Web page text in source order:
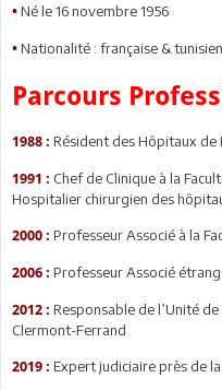
• Né le 16 novembre 1956
• Nationalité : française &
Parcours
1988 : Résident des Hôpitaux de
1991 : Chef de Clinique à la
Hospitalier chirurgien des
2000 : Professeur Associé à la
2006 : Professeur Associé
2012 : Responsable de l’Unité
Clermont-Ferrand
2019 : Expert judiciaire près de